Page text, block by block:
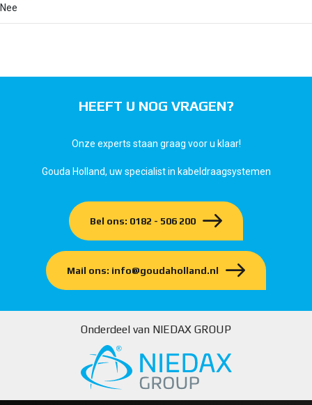
Nee
HEEFT U NOG VRAGEN?
Onze experts staan graag voor u klaar!
Gouda Holland, uw specialist in kabeldraagsystemen
Bel ons: 0182 - 506 200
Mail ons: info@goudaholland.nl
Onderdeel van NIEDAX GROUP